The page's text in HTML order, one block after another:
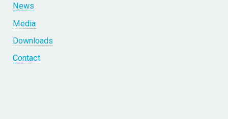
News
Media
Downloads
Contact